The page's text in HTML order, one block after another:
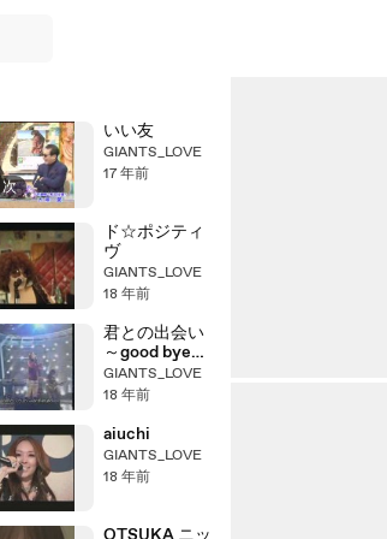
次
いい友
GIANTS_LOVE
17 年前
ド☆ポジティ
ヴ
GIANTS_LOVE
18 年前
君との出会い
～good bye
my days～
GIANTS_LOVE
18 年前
aiuchi
GIANTS_LOVE
18 年前